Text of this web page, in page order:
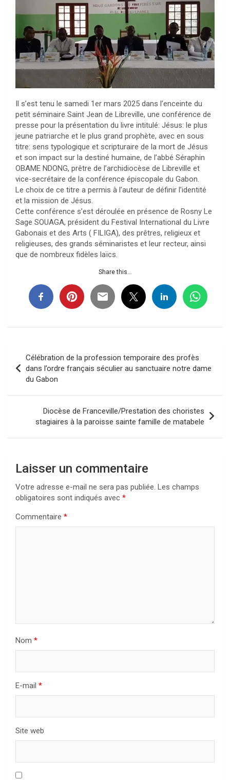
Il s’est tenu le samedi 1er mars 2025 dans l’enceinte du
petit séminaire Saint Jean de Libreville, une conférence de
presse pour la présentation du livre intitulé: Jésus: le plus
jeune patriarche et le plus grand prophète, avec en sous
titre: sens typologique et scripturaire de la mort de Jésus
et son impact sur la destiné humaine, de l’abbé Séraphin
OBAME NDONG, prêtre de l’archidiocèse de Libreville et
vice-secrétaire de la conférence épiscopale du Gabon.
Le choix de ce titre a permis à l’auteur de définir l’identité
et la mission de Jésus.
Cette conférence s’est déroulée en présence de Rosny Le
Sage SOUAGA, président du Festival International du Livre
Gabonais et des Arts ( FILIGA), des prêtres, religieux et
religieuses, des grands séminaristes et leur recteur, ainsi
que de nombreux fidèles laïcs.
Share this...
de
l’article
Célébration de la profession temporaire des profès
dans l’ordre français séculier au sanctuaire notre dame
du Gabon
Diocèse de Franceville/Prestation des choristes
stagiaires à la paroisse sainte famille de matabele
Laisser un commentaire
Votre adresse e-mail ne sera pas publiée. Les champs
obligatoires sont indiqués avec *
Commentaire *
Nom *
E-mail *
Site web